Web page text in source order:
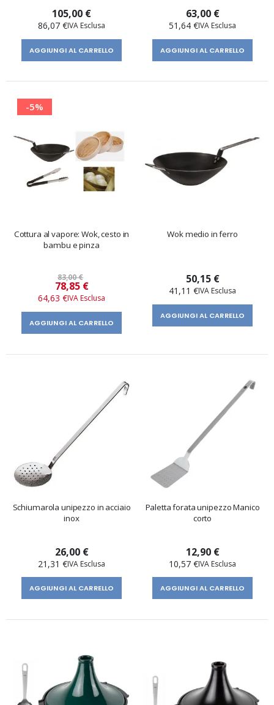
105,00 €
86,07 €
AGGIUNGI AL CARRELLO
63,00 €
51,64 €
AGGIUNGI AL CARRELLO
-5%
Cottura al vapore: Wok, cesto in
bambu e pinza
83,00 €
Prezzo
speciale
78,85 €
64,63 €
AGGIUNGI AL CARRELLO
Wok medio in ferro
50,15 €
41,11 €
AGGIUNGI AL CARRELLO
Schiumarola unipezzo in acciaio
inox
26,00 €
21,31 €
AGGIUNGI AL CARRELLO
Paletta forata unipezzo Manico
corto
12,90 €
10,57 €
AGGIUNGI AL CARRELLO